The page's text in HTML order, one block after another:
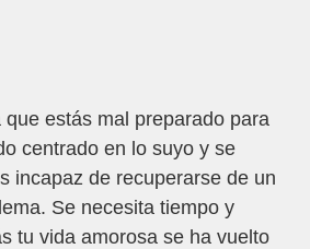
que estás mal preparado para
centrado en lo suyo y se
incapaz de recuperarse de un
Se necesita tiempo y
tu vida amorosa se ha vuelto